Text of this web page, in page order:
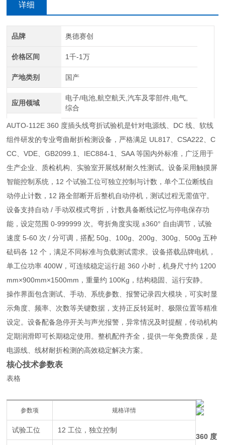
详细
介绍
品牌 奥德赛创
价格区间 1千-1万
产地类别 国产
应用领域
电子/电池,航空航天,汽车及零部件,电气,
综合
AUTO-112E 360 度插头线弯折试验机是针对电源线、DC 线、软线
组件研发的专业弯曲耐折检测设备，严格满足 UL817、CSA222、C
CC、VDE、GB2099.1、IEC884-1、SAA 等国内外标准，广泛用于
生产企业、质检机构、实验室开展线材耐久性测试。设备采用触摸屏
智能控制系统，12 个试验工位可独立控制与计数，单个工位断线自
动停止计数，12 路全部断开后整机自动停机，测试过程无需值守。
设备支持自动 / 手动双模式弯折，计数具备断线记忆与停电保存功
能，设定范围 0-999999 次。弯折角度实现 ±360° 自由调节，试验
速度 5-60 次 / 分可调，搭配 50g、100g、200g、300g、500g 五种
砝码各 12 个，满足不同标准与负载测试需求。设备搭载品牌电机，
单工位功率 400W，可连续稳定运行超 360 小时，机身尺寸约 1200
mm×900mm×1500mm，重量约 100Kg，结构稳固、运行安静。
操作界面包含测试、手动、系统参数、报警记录四大模块，可实时显
示角度、频率、次数等关键数据，支持正反转延时、极限位置等精准
设定。设备配备急停开关与声光报警，异常情况及时提醒，传动机构
定期润滑即可长期稳定使用。整机配件齐全，提供一年免费质保，是
电源线、线材耐折检测的高效稳定解决方案。
核心技术参数表
表格
参数项 规格详情
试验工位 12 工位，独立控制
360 度